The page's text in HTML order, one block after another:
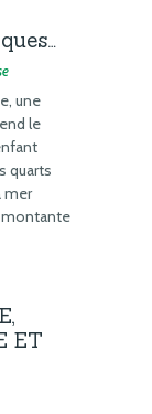
une
le
quarts
mer
montante
ET